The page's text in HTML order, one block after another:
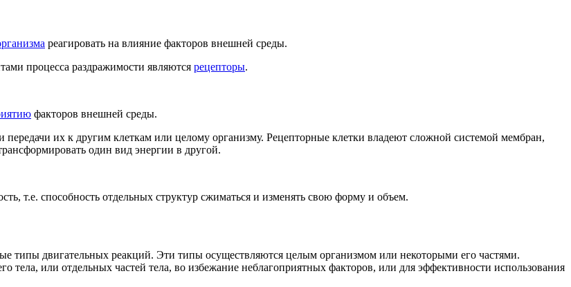
реагировать на влияние факторов внешней среды.
процесса раздражимости являются рецепторы.
факторов внешней среды.
их к другим клеткам или целому организму. Рецепторные клетки владеют сложной системой мембран,
один вид энергии в другой.
т.е. способность отдельных структур сжиматься и изменять свою форму и объем.
типы двигательных реакций. Эти типы осуществляются целым организмом или некоторыми его частями.
тела, или отдельных частей тела, во избежание неблагоприятных факторов, или для эффективности использования